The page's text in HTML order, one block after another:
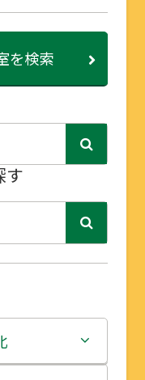
を検索
す